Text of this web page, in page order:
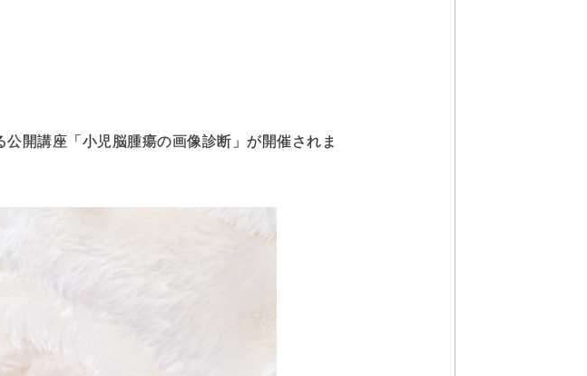
開講座「小児脳腫瘍の画像診断」が開催されま